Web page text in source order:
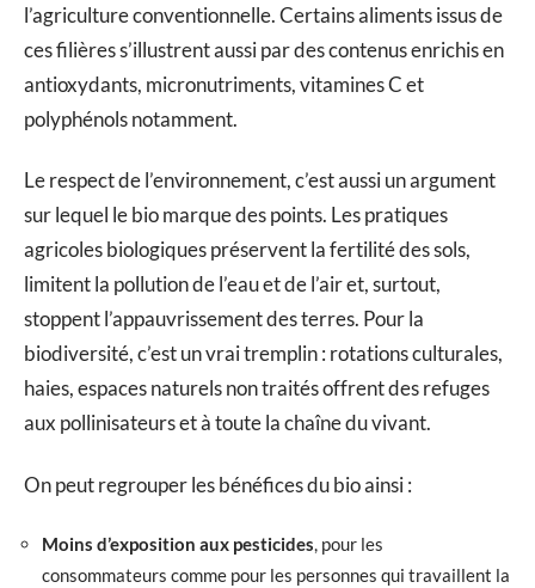
l’agriculture conventionnelle. Certains aliments issus de
ces filières s’illustrent aussi par des contenus enrichis en
antioxydants, micronutriments, vitamines C et
polyphénols notamment.
Le respect de l’environnement, c’est aussi un argument
sur lequel le bio marque des points. Les pratiques
agricoles biologiques préservent la fertilité des sols,
limitent la pollution de l’eau et de l’air et, surtout,
stoppent l’appauvrissement des terres. Pour la
biodiversité, c’est un vrai tremplin : rotations culturales,
haies, espaces naturels non traités offrent des refuges
aux pollinisateurs et à toute la chaîne du vivant.
On peut regrouper les bénéfices du bio ainsi :
Moins d’exposition aux pesticides, pour les
consommateurs comme pour les personnes qui travaillent la